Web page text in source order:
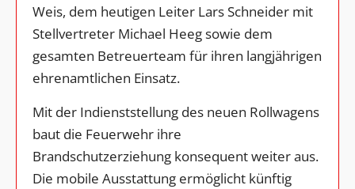
Weis, dem heutigen Leiter Lars Schneider mit
Stellvertreter Michael Heeg sowie dem
gesamten Betreuerteam für ihren langjährigen
ehrenamtlichen Einsatz.
Mit der Indienststellung des neuen Rollwagens
baut die Feuerwehr ihre
Brandschutzerziehung konsequent weiter aus.
Die mobile Ausstattung ermöglicht künftig